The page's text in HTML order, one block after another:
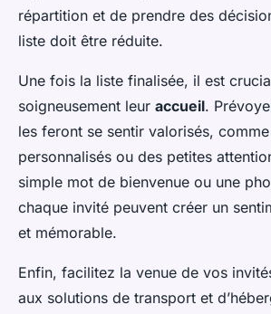
répartition et de prendre des
liste doit être réduite.
Une fois la liste finalisée, il est
soigneusement leur accueil.
les feront se sentir valorisés,
personnalisés ou des petites
simple mot de bienvenue ou une
chaque invité peuvent créer un
et mémorable.
Enfin, facilitez la venue de vos
aux solutions de transport et